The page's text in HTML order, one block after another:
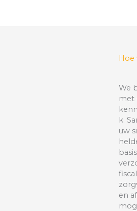
Hoe
We
met
k.
uw
en